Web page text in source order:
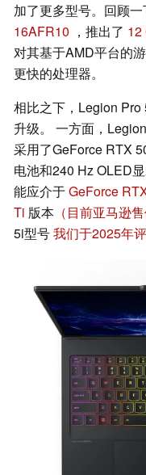
加了更多型号。回顾
16AFR10 ，推出了 12
对其基于AMD平台的
更快的处理器。
相比之下，Legion
升级。 一方面，
采用了GeForce RTX
电池和240 Hz OLED
能应介于GeForce
Ti 版本 （目前亚马逊
5i型号我们于2025年